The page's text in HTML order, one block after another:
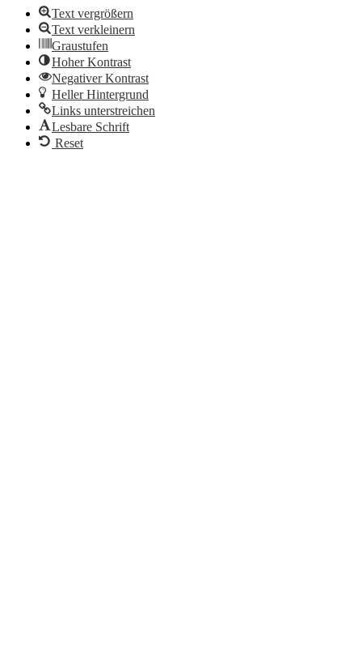
Text vergrößern
Text verkleinern
Graustufen
Hoher Kontrast
Negativer Kontrast
Heller Hintergrund
Links unterstreichen
Lesbare Schrift
Reset